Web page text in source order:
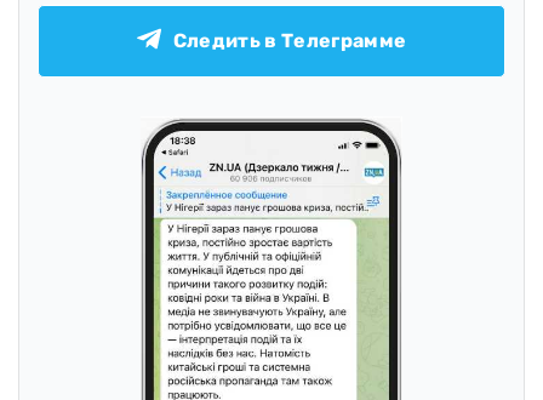
Следить в Телеграмме